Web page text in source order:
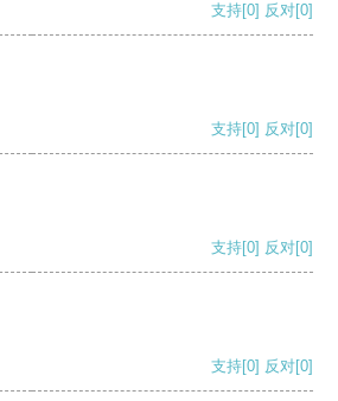
支持[0] 反对[0]
支持[0] 反对[0]
支持[0] 反对[0]
支持[0] 反对[0]